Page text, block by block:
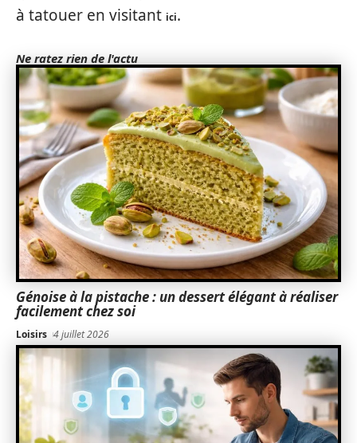
à tatouer en visitant ici.
Ne ratez rien de l'actu
Génoise à la pistache : un dessert élégant à réaliser
facilement chez soi
Loisirs 4 juillet 2026